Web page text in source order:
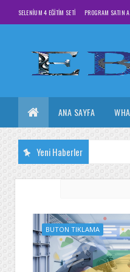
SELENIUM 4 EĞITIM SETI PROGRAM SATIN
ANA SAYFA
Yeni Haberler
BUTON TIKLAMA